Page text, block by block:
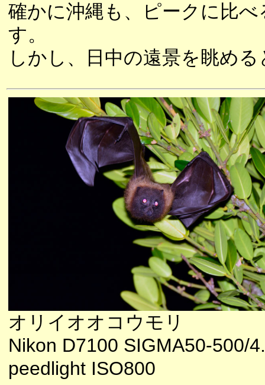
確かに沖縄も、ピークに比
す。
しかし、日中の遠景を眺め
オリイオオコウモリ
Nikon D7100 SIGMA50-500/
peedlight ISO800